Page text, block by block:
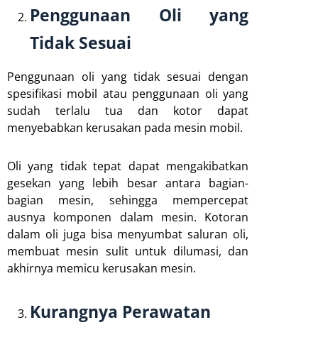
Penggunaan Oli yang
Tidak Sesuai
Penggunaan oli yang tidak sesuai dengan
spesifikasi mobil atau penggunaan oli yang
sudah terlalu tua dan kotor dapat
menyebabkan kerusakan pada mesin mobil.
Oli yang tidak tepat dapat mengakibatkan
gesekan yang lebih besar antara bagian-
bagian mesin, sehingga mempercepat
ausnya komponen dalam mesin. Kotoran
dalam oli juga bisa menyumbat saluran oli,
membuat mesin sulit untuk dilumasi, dan
akhirnya memicu kerusakan mesin.
Kurangnya Perawatan